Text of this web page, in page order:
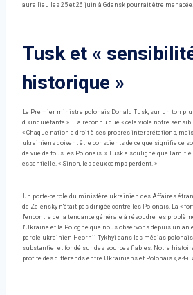
aura lieu les 25 et 26 juin à Gdansk pourrait être menacée.
Tusk et «
historique »
Le Premier ministre polonais Donald Tusk, sur un ton
d' »inquiétante ». Il a reconnu que « cela viole notre
« Chaque nation a droit à ses propres interprétations,
ukrainiens doivent être conscients de ce que signifie ce
de vue de tous les Polonais. » Tusk a souligné que
essentielle. « Sinon, les deux camps perdent. »
Un porte-parole du ministère ukrainien des Affaires
de Zelensky n'était pas dirigée contre les Polonais. La «
l'encontre de la tendance générale à résoudre les
l'Ukraine et la Pologne que nous observons depuis un an
parole ukrainien Heorhii Tykhyi dans les médias
substantiel et fondé sur des sources fiables. Notre
profite des différends entre Ukrainiens et Polonais », a-t-il